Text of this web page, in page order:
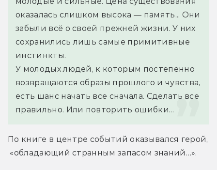
оказалась слишком высока — память... Они
забыли всё о своей прежней жизни. У них
сохранились лишь самые примитивные
инстинкты.
У молодых людей, к которым постепенно
возвращаются образы прошлого и чувства,
есть шанс начать все сначала. Сделать все
правильно. Или повторить ошибки...
По книге в центре событий оказывался герой,
«обладающий странным запасом знаний…».